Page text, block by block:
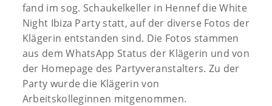
fand im sog. Schaukelkeller in Hennef die White
Night Ibiza Party statt, auf der diverse Fotos der
Klägerin entstanden sind. Die Fotos stammen
aus dem WhatsApp Status der Klägerin und von
der Homepage des Partyveranstalters. Zu der
Party wurde die Klägerin von
Arbeitskolleginnen mitgenommen.